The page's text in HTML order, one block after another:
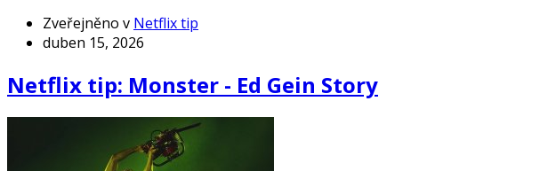
Zveřejněno v Netflix tip
duben 15, 2026
Netflix tip: Monster - Ed Gein Story